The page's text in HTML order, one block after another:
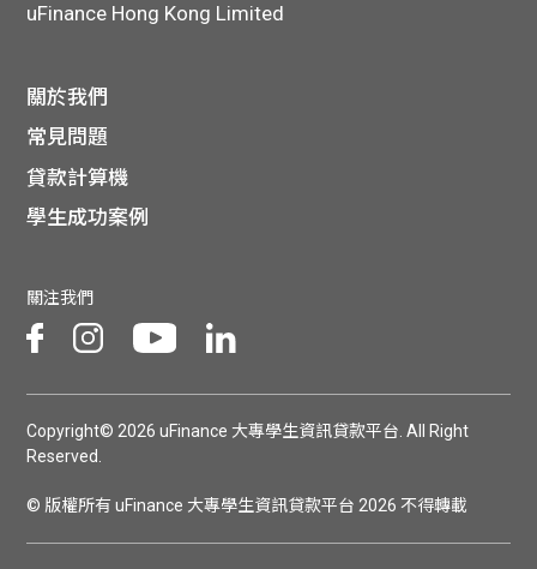
uFinance Hong Kong Limited
關於我們
常見問題
貸款計算機
學生成功案例
關注我們
Copyright© 2026 uFinance 大專學生資訊貸款平台. All Right
Reserved.
© 版權所有 uFinance 大專學生資訊貸款平台 2026 不得轉載